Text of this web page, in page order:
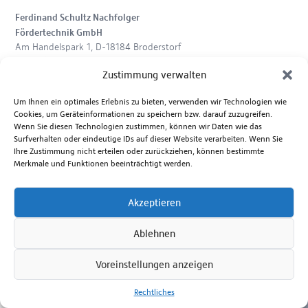
Zustimmung verwalten
Um Ihnen ein optimales Erlebnis zu bieten, verwenden wir Technologien wie
Cookies, um Geräteinformationen zu speichern bzw. darauf zuzugreifen.
Wenn Sie diesen Technologien zustimmen, können wir Daten wie das
Surfverhalten oder eindeutige IDs auf dieser Website verarbeiten. Wenn Sie
Ihre Zustimmung nicht erteilen oder zurückziehen, können bestimmte
Merkmale und Funktionen beeinträchtigt werden.
Akzeptieren
Ablehnen
Voreinstellungen anzeigen
Rechtliches
Ferdinand Schultz Nachfolger
Fördertechnik GmbH
Am Handelspark 1, D-18184 Broderstorf
+49 381 6586-800
+49 381 6586-830
Folgen Sie uns auf:
ImpressumNutzungsbedingungenDatenschutzerklärungAGB
Meldestelle
Copyright 2009 -2026 Unternehmensgruppe Ferdinand Schultz
Design by KOGW.de